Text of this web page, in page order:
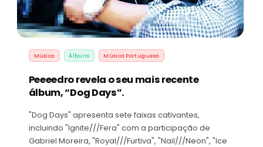
Música Álbuns Música Portuguesa
Peeeedro revela o seu mais recente
álbum, “Dog Days”.
"Dog Days" apresenta sete faixas cativantes,
incluindo "Ignite///Fera" com a participação de
Gabriel Moreira, "Royal///Furtiva", "Nail///Neon", "Ice